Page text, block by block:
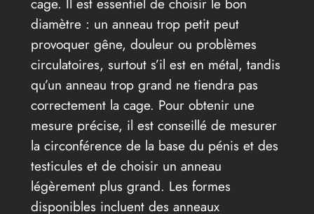
diamètre : un anneau trop petit peut
provoquer gêne, douleur ou problèmes
circulatoires, surtout s’il est en métal, tandis
qu’un anneau trop grand ne tiendra pas
correctement la cage. Pour obtenir une
mesure précise, il est conseillé de mesurer
la circonférence de la base du pénis et des
testicules et de choisir un anneau
légèrement plus grand. Les formes
disponibles incluent des anneaux